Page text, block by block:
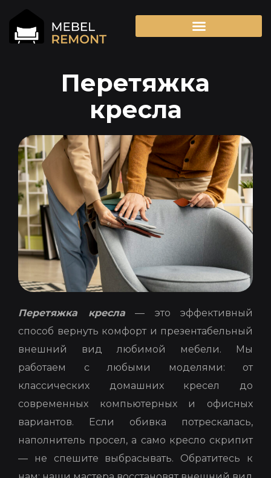
Перетяжка
кресла
Перетяжка кресла— это эффективный
способ вернуть комфорт и презентабельный
внешний вид любимой мебели. Мы
работаем с любыми моделями: от
классических домашних кресел до
современных компьютерных и офисных
вариантов. Если обивка потрескалась,
наполнитель просел, а само кресло скрипит
— не спешите выбрасывать. Обратитесь к